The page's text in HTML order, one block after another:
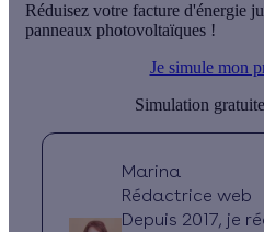
Réduisez votre facture d'énergie
panneaux photovoltaïques !
Je simule mon
Simulation
Marina
Rédactrice web
Depuis 2017, je